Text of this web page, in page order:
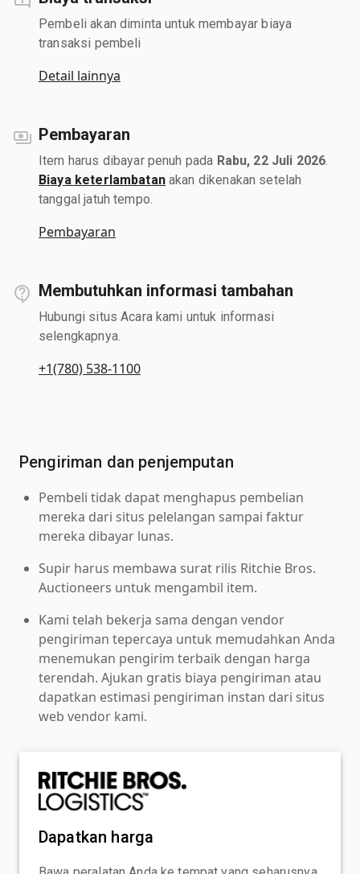
Pembeli akan diminta untuk membayar biaya
transaksi pembeli
Detail lainnya
Pembayaran
Item harus dibayar penuh pada Rabu, 22 Juli 2026
Biaya keterlambatanakan dikenakan setelah
tanggal jatuh tempo.
Pembayaran
Membutuhkan informasi tambahan
Hubungi situs Acara kami untuk informasi
selengkapnya.
+1(780) 538-1100
Pengiriman dan penjemputan
Pembeli tidak dapat menghapus pembelian
mereka dari situs pelelangan sampai faktur
mereka dibayar lunas.
Supir harus membawa surat rilis Ritchie Bros.
Auctioneers untuk mengambil item.
Kami telah bekerja sama dengan vendor
pengiriman tepercaya untuk memudahkan Anda
menemukan pengirim terbaik dengan harga
terendah. Ajukan gratis biaya pengiriman atau
dapatkan estimasi pengiriman instan dari situs
web vendor kami.
Dapatkan harga